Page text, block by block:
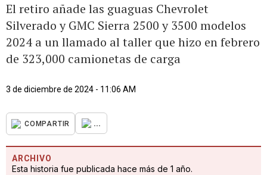
El retiro añade las guaguas Chevrolet
Silverado y GMC Sierra 2500 y 3500 modelos
2024 a un llamado al taller que hizo en febrero
de 323,000 camionetas de carga
3 de diciembre de 2024 - 11:06 AM
COMPARTIR ...
ARCHIVO
Esta historia fue publicada hace más de 1 año.